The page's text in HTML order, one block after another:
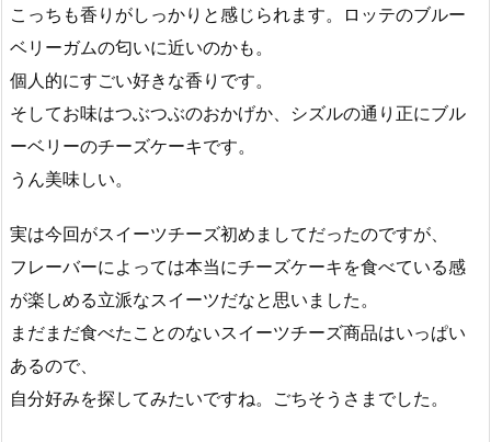
こっちも香りがしっかりと感じられます。ロッテのブルー
ベリーガムの匂いに近いのかも。
個人的にすごい好きな香りです。
そしてお味はつぶつぶのおかげか、シズルの通り正にブル
ーベリーのチーズケーキです。
うん美味しい。
実は今回がスイーツチーズ初めましてだったのですが、
フレーバーによっては本当にチーズケーキを食べている感
が楽しめる立派なスイーツだなと思いました。
まだまだ食べたことのないスイーツチーズ商品はいっぱい
あるので、
自分好みを探してみたいですね。ごちそうさまでした。